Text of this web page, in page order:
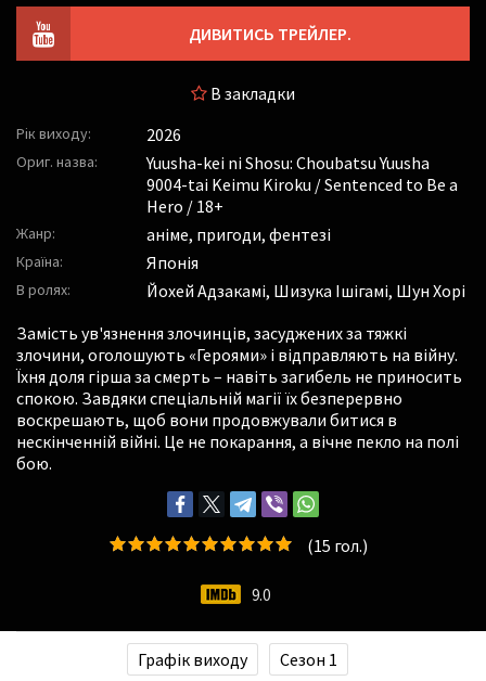
ДИВИТИСЬ ТРЕЙЛЕР.
В закладки
Рік виходу: 2026
Ориг. назва:
Yuusha-kei ni Shosu: Choubatsu Yuusha
9004-tai Keimu Kiroku / Sentenced to Be a
Hero / 18+
Жанр: аніме, пригоди, фентезі
Країна: Японія
В ролях: Йохей Адзакамі, Шизука Ішігамі, Шун Хорі
Замість ув'язнення злочинців, засуджених за тяжкі
злочини, оголошують «Героями» і відправляють на війну.
Їхня доля гірша за смерть – навіть загибель не приносить
спокою. Завдяки спеціальній магії їх безперервно
воскрешають, щоб вони продовжували битися в
нескінченній війні. Це не покарання, а вічне пекло на полі
бою.
(15 гол.)
9.0
Графік виходу Сезон 1